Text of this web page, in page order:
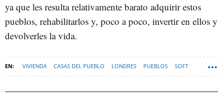
ya que les resulta relativamente barato adquirir estos
pueblos, rehabilitarlos y, poco a poco, invertir en ellos y
devolverles la vida.
VIVIENDA CASAS DEL PUEBLO LONDRES PUEBLOS SOFT